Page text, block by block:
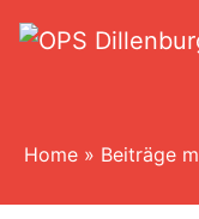
Home » Beiträge